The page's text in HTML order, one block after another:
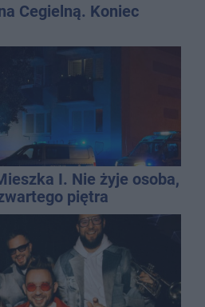
Cegielną. Koniec
I. Nie żyje osoba,
piętra